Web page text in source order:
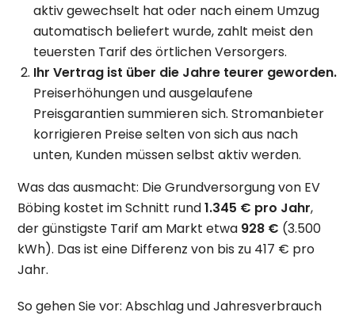
aktiv gewechselt hat oder nach einem Umzug
automatisch beliefert wurde, zahlt meist den
teuersten Tarif des örtlichen Versorgers.
Ihr Vertrag ist über die Jahre teurer geworden.
Preiserhöhungen und ausgelaufene
Preisgarantien summieren sich. Stromanbieter
korrigieren Preise selten von sich aus nach
unten, Kunden müssen selbst aktiv werden.
Was das ausmacht: Die Grundversorgung von EV
Böbing kostet im Schnitt rund1.345 € pro Jahr,
der günstigste Tarif am Markt etwa 928 € (3.500
kWh). Das ist eine Differenz von bis zu 417 € pro
Jahr.
So gehen Sie vor: Abschlag und Jahresverbrauch